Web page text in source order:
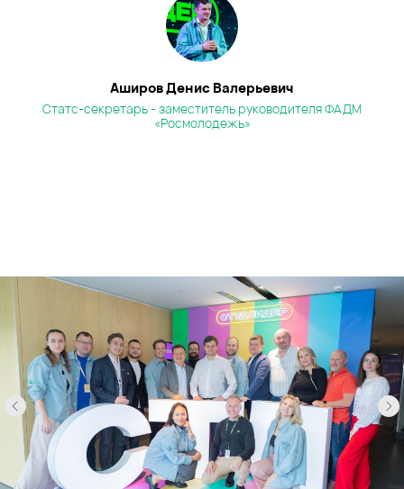
Аширов Денис Валерьевич
Статс-секретарь - заместитель руководителя ФАДМ
«Росмолодежь»